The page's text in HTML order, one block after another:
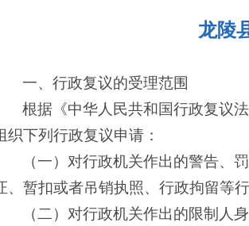
龙陵
一、行政复议的受理范围
根据《中华人民共和国行政复议
织下列行政复议申请：
（一）对行政机关作出的警告、
、暂扣或者吊销执照、行政拘留等
（二）对行政机关作出的限制人